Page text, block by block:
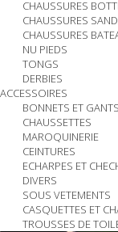
CHAUSSURES
CHAUSSURES
CHAUSSURES
NU PIEDS
TONGS
DERBIES
ACCESSOIRES
BONNETS ET GANTS
CHAUSSETTES
MAROQUINERIE
CEINTURES
ECHARPES ET
DIVERS
SOUS VETEMENTS
CASQUETTES ET
TROUSSES DE